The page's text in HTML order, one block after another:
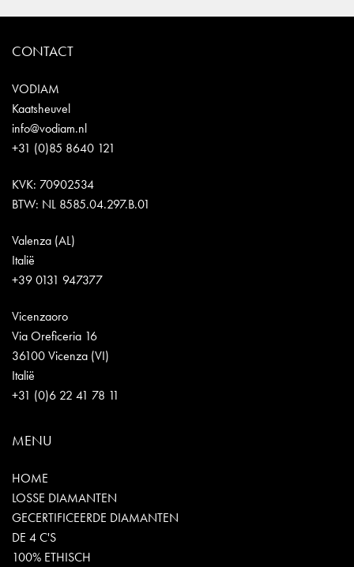
CONTACT
VODIAM
Kaatsheuvel
info@vodiam.nl
+31 (0)85 8640 121
KVK: 70902534
BTW: NL 8585.04.297.B.01
Valenza (AL)
Italië
+39 0131 947377
Vicenzaoro
Via Oreficeria 16
36100 Vicenza (VI)
Italië
+31 (0)6 22 41 78 11
MENU
HOME
LOSSE DIAMANTEN
GECERTIFICEERDE DIAMANTEN
DE 4 C'S
100% ETHISCH